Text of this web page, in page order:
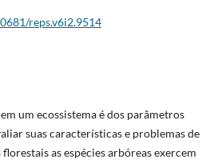
reps.v6i2.9514
um ecossistema é dos parâmetros
suas características e problemas de
as espécies arbóreas exercem